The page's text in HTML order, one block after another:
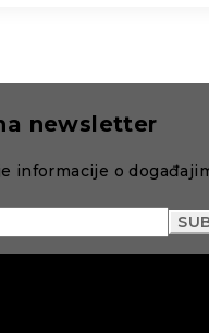
newsletter
informacije o